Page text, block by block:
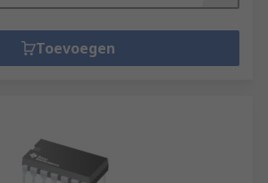
Toevoegen